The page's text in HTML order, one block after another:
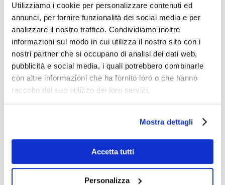
Utilizziamo i cookie per personalizzare contenuti ed
annunci, per fornire funzionalità dei social media e per
analizzare il nostro traffico. Condividiamo inoltre
informazioni sul modo in cui utilizza il nostro sito con i
nostri partner che si occupano di analisi dei dati web,
pubblicità e social media, i quali potrebbero combinarle
con altre informazioni che ha fornito loro o che hanno
raccolto dal suo utilizzo dei loro servizi.
Mostra dettagli
Accetta tutti
Personalizza
Richiedi il corso
Pedagogia sistemica.
Insegnanti in Form-
Azione